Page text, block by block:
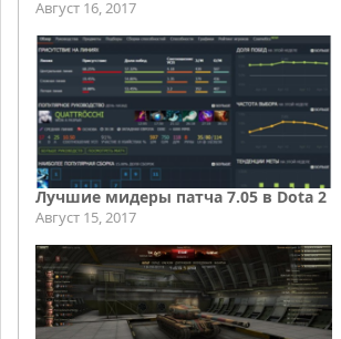
Август 16, 2017
Лучшие мидеры патча 7.05 в Dota 2
Август 15, 2017